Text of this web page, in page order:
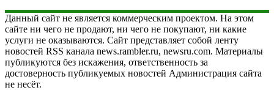
Данный сайт не является коммерческим проектом. На этом
сайте ни чего не продают, ни чего не покупают, ни какие
услуги не оказываются. Сайт представляет собой ленту
новостей RSS канала news.rambler.ru, newsru.com. Материалы
публикуются без искажения, ответственность за
достоверность публикуемых новостей Администрация сайта
не несёт.